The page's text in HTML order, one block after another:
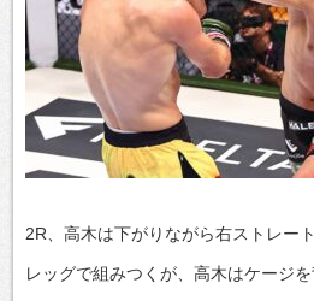
2R、高木は下がりながら右ストレー
レッグで組みつくが、高木はケージ